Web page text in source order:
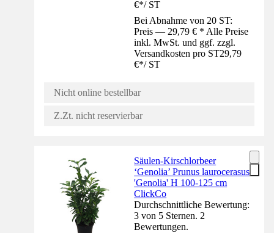
€*/ ST
Bei Abnahme von 20 ST:
Preis — 29,79 € * Alle Preise
inkl. MwSt. und ggf. zzgl.
Versandkosten pro ST29,79
€*/ ST
Nicht online bestellbar
Z.Zt. nicht reservierbar
Säulen-Kirschlorbeer
‘Genolia’ Prunus laurocerasus
'Genolia' H 100-125 cm
ClickCo
Durchschnittliche Bewertung:
3 von 5 Sternen. 2
Bewertungen.